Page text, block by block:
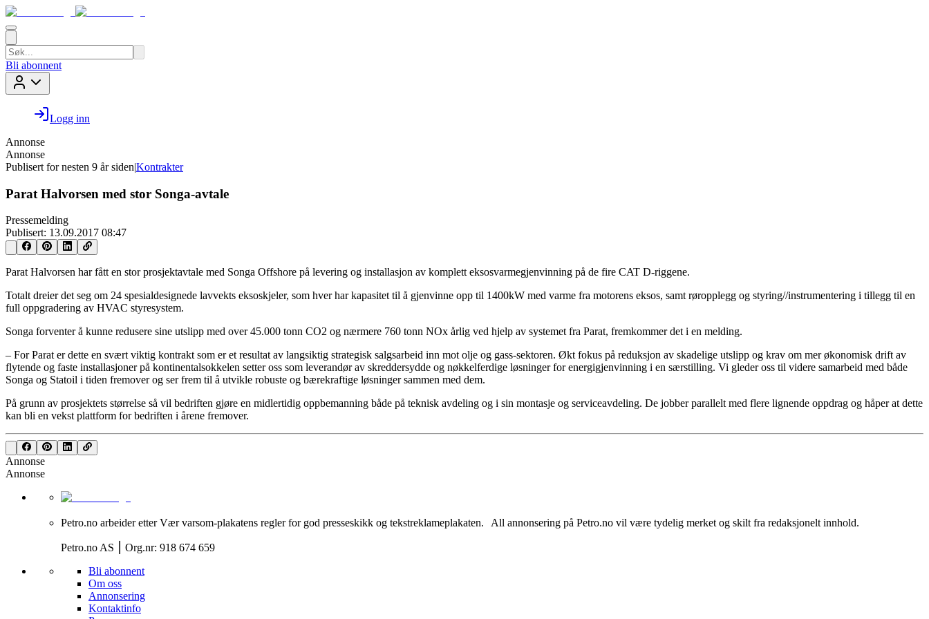
Bli abonnent
Logg inn
Annonse
Annonse
Publisert for nesten 9 år siden|Kontrakter
Parat Halvorsen med stor Songa-avtale
Pressemelding
Publisert: 13.09.2017 08:47
Parat Halvorsen har fått en stor prosjektavtale med Songa Offshore på levering og installasjon av komplett eksosvarmegjenvinning på de fire CAT D-riggene.
Totalt dreier det seg om 24 spesialdesignede lavvekts eksoskjeler, som hver har kapasitet til å gjenvinne opp til 1400kW med varme fra motorens eksos, samt røropplegg og styring//instrumentering i tillegg til en
full oppgradering av HVAC styresystem.
Songa forventer å kunne redusere sine utslipp med over 45.000 tonn CO2 og nærmere 760 tonn NOx årlig ved hjelp av systemet fra Parat, fremkommer det i en melding.
– For Parat er dette en svært viktig kontrakt som er et resultat av langsiktig strategisk salgsarbeid inn mot olje og gass-sektoren. Økt fokus på reduksjon av skadelige utslipp og krav om mer økonomisk drift av
flytende og faste installasjoner på kontinentalsokkelen setter oss som leverandør av skreddersydde og nøkkelferdige løsninger for energigjenvinning i en særstilling. Vi gleder oss til videre samarbeid med både
Songa og Statoil i tiden fremover og ser frem til å utvikle robuste og bærekraftige løsninger sammen med dem.
På grunn av prosjektets størrelse så vil bedriften gjøre en midlertidig oppbemanning både på teknisk avdeling og i sin montasje og serviceavdeling. De jobber parallelt med flere lignende oppdrag og håper at dette
kan bli en vekst plattform for bedriften i årene fremover.
Annonse
Annonse
Petro.no arbeider etter Vær varsom-plakatens regler for god presseskikk og tekstreklameplakaten. All annonsering på Petro.no vil være tydelig merket og skilt fra redaksjonelt innhold.
Petro.no AS ⎮ Org.nr: 918 674 659
Bli abonnent
Om oss
Annonsering
Kontaktinfo